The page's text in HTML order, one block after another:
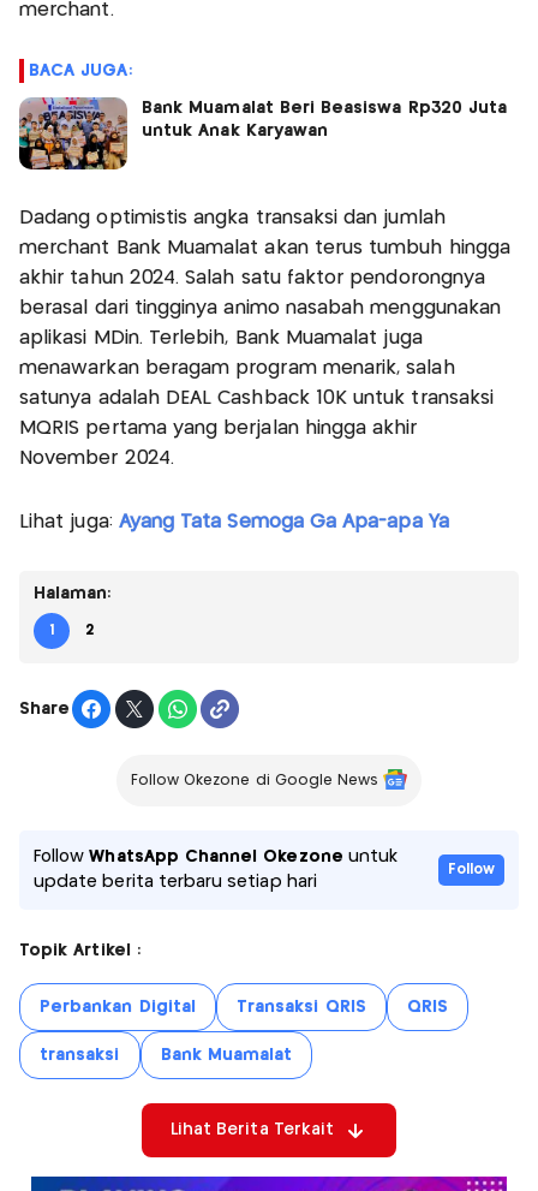
merchant.
BACA JUGA:
Bank Muamalat Beri Beasiswa Rp320 Juta
untuk Anak Karyawan
Dadang optimistis angka transaksi dan jumlah
merchant Bank Muamalat akan terus tumbuh hingga
akhir tahun 2024. Salah satu faktor pendorongnya
berasal dari tingginya animo nasabah menggunakan
aplikasi MDin. Terlebih, Bank Muamalat juga
menawarkan beragam program menarik, salah
satunya adalah DEAL Cashback 10K untuk transaksi
MQRIS pertama yang berjalan hingga akhir
November 2024.
Lihat juga: Ayang Tata Semoga Ga Apa-apa Ya
Halaman:
1 2
Share
Follow Okezone di Google News
FollowWhatsApp Channel Okezone untuk
update berita terbaru setiap hari
Follow
Topik Artikel :
Perbankan Digital Transaksi QRIS QRIS
transaksi Bank Muamalat
Lihat Berita Terkait